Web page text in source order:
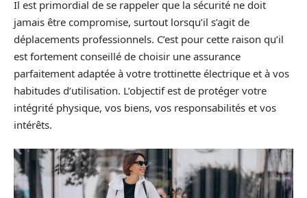
Il est primordial de se rappeler que la sécurité ne doit
jamais être compromise, surtout lorsqu’il s’agit de
déplacements professionnels. C’est pour cette raison qu’il
est fortement conseillé de choisir une assurance
parfaitement adaptée à votre trottinette électrique et à vos
habitudes d’utilisation. L’objectif est de protéger votre
intégrité physique, vos biens, vos responsabilités et vos
intérêts.